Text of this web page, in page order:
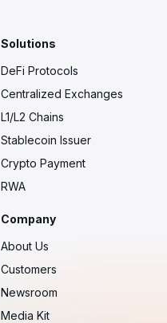
Solutions
DeFi Protocols
Centralized Exchanges
L1/L2 Chains
Stablecoin Issuer
Crypto Payment
RWA
Company
About Us
Customers
Newsroom
Media Kit